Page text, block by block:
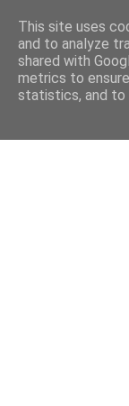
This site uses
and to analyze
shared with
metrics to
statistics, and to